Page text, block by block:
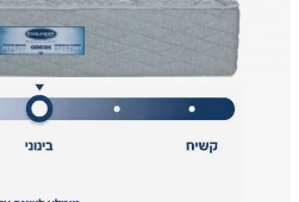
צפייה